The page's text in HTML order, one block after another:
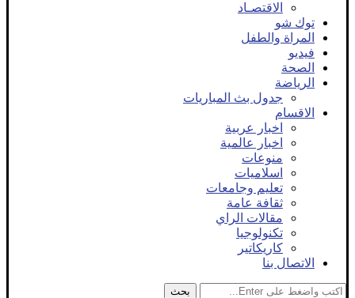
الاقتصـاد
توك شو
المراة والطفل
فيديو
الصحة
الرياضة
جدول بث المباريات
الاقسام
اخبار عربية
اخبار عالمية
منوعات
اسلاميات
تعليم وجامعات
ثقافة عامة
مقالات الراي
تكنولوجيا
كاريكاتير
الاتصال بنا
بحث